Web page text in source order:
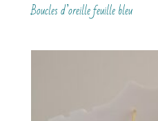
Boucles d’oreille feuille bleu